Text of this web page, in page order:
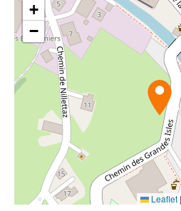
+
−
Leaflet |